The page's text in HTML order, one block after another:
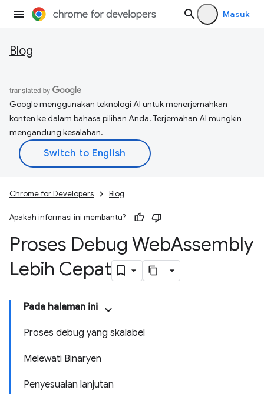
Masuk
Blog
Google menggunakan teknologi AI untuk menerjemahkan
konten ke dalam bahasa pilihan Anda. Terjemahan AI mungkin
mengandung kesalahan.
Chrome for Developers Blog
Apakah informasi ini membantu?
Proses Debug WebAssembly
Lebih Cepat
Pada halaman ini
Proses debug yang skalabel
Melewati Binaryen
Penyesuaian lanjutan